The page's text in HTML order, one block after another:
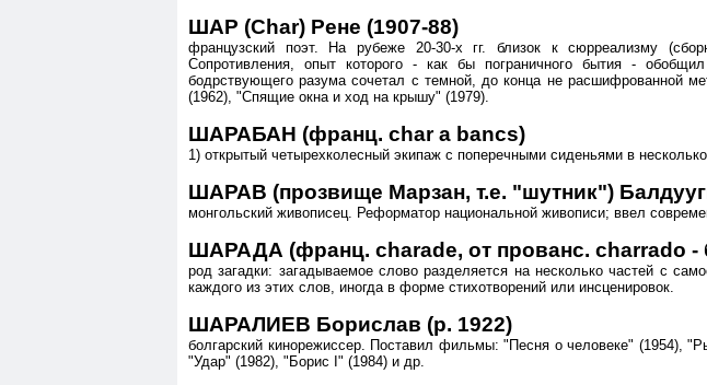
ШАР (Char) Рене (1907-88)
французский поэт. На рубеже 20-30-х гг. близок к сюрреализму
Сопротивления, опыт которого - как бы пограничного бытия -
бодрствующего разума сочетал с темной, до конца не расшифрованной
(1962), "Спящие окна и ход на крышу" (1979).
ШАРАБАН (франц. char a bancs)
1) открытый четырехколесный экипаж с поперечными сиденьями в
ШАРАВ (прозвище Марзан, т.е. "шутник")
монгольский живописец. Реформатор национальной живописи; ввел
ШАРАДА (франц. charade, от прованс. charrado -
род загадки: загадываемое слово разделяется на несколько частей с
каждого из этих слов, иногда в форме стихотворений или инсценировок.
ШАРАЛИЕВ Борислав (р. 1922)
болгарский кинорежиссер. Поставил фильмы: "Песня о человеке" (1954),
"Удар" (1982), "Борис I" (1984) и др.